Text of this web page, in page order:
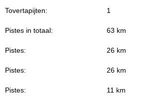
Tovertapijten: 1
Pistes in totaal: 63 km
Pistes: 26 km
Pistes: 26 km
Pistes: 11 km